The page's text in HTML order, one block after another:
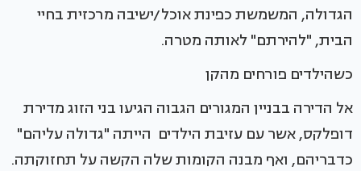
הגדולה, המשמשת כפינת אוכל/ישיבה מרכזית בחיי
הבית, "להירתם" לאותה מטרה.
כשהילדים פורחים מהקן
אל הדירה בבניין המגורים הגבוה הגיעו בני הזוג מדירת
דופלקס, אשר עם עזיבת הילדים הייתה "גדולה עליהם"
כדבריהם, ואף מבנה הקומות שלה הקשה על תחזוקתה.